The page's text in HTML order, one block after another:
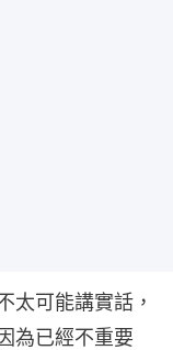
太可能講實話，
為已經不重要